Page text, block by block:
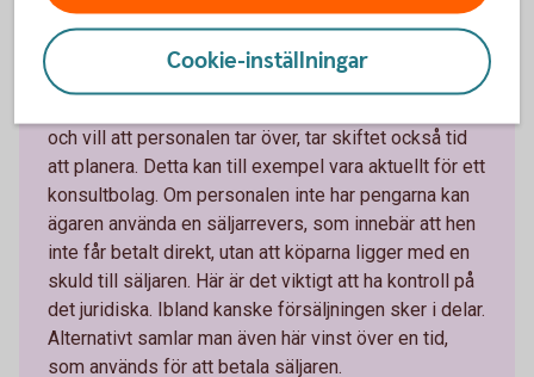
Huvudägare – planera i tid
och vill att personalen tar över, tar skiftet också tid
att planera. Detta kan till exempel vara aktuellt för ett
konsultbolag. Om personalen inte har pengarna kan
ägaren använda en säljarrevers, som innebär att hen
inte får betalt direkt, utan att köparna ligger med en
skuld till säljaren. Här är det viktigt att ha kontroll på
det juridiska. Ibland kanske försäljningen sker i delar.
Alternativt samlar man även här vinst över en tid,
som används för att betala säljaren.
Cookie-inställningar